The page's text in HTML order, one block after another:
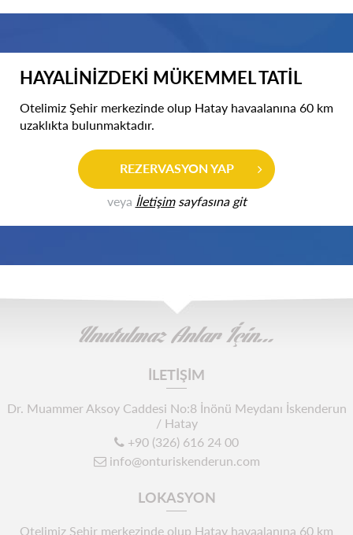
HAYALİNİZDEKİ MÜKEMMEL TATİL
Otelimiz Şehir merkezinde olup Hatay havaalanına 60 km
uzaklıkta bulunmaktadır.
REZERVASYON YAP
veya İletişimsayfasına git
Unutulmaz Anlar İçin...
İLETİŞİM
Dr. Muammer Aksoy Caddesi No:8 İnönü Meydanı İskenderun
/ Hatay
+90 (326) 616 24 00
info@onturiskenderun.com
LOKASYON
Otelimiz Şehir merkezinde olup Hatay havaalanına 60 km